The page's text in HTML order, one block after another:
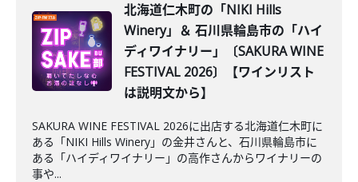
北海道仁木町の「NIKI Hills
Winery」＆ 石川県輪島市の「ハイ
ディワイナリー」〔SAKURA WINE
FESTIVAL 2026〕【ワインリスト
は説明文から】
SAKURA WINE FESTIVAL 2026に出店する北海道仁木町に
ある「NIKI Hills Winery」の金井さんと、石川県輪島市に
ある「ハイディワイナリー」の高作さんからワイナリーの
事や...